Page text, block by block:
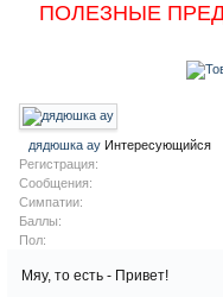
ПОЛЕЗНЫЕ
дядюшка ау Интересующийся
Регистрация:
Сообщения:
Симпатии:
Баллы:
Пол:
Мяу, то есть - Привет!